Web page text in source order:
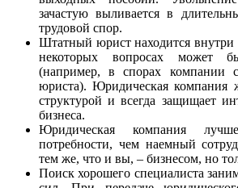
зачастую выливается в
трудовой спор.
Штатный юрист находится внутри
некоторых вопросах может
(например, в спорах компании
юриста). Юридическая компания
структурой и всегда защищает
бизнеса.
Юридическая компания
потребности, чем наемный
тем же, что и вы, – бизнесом, но
Поиск хорошего специалиста